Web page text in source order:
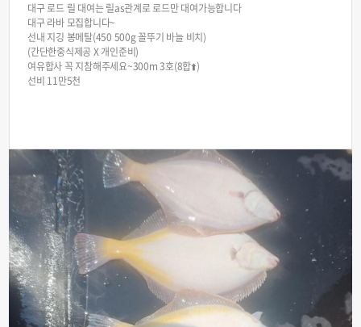
대구 로드 릴 대여는 릴as관계로 로드만 대여가능합니다
대구 라바 모집합니다~
선내 지깅 봉메탈(450 500g 꼴뚜기 바늘 비치)
(간단한중식제공 X 개인준비)
여유합사 꼭 지참해주세요~300m 3호(8합⬆️)
선비 11만5천